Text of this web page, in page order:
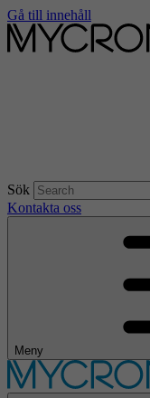
Gå till innehåll
Sök
Kontakta oss
Meny